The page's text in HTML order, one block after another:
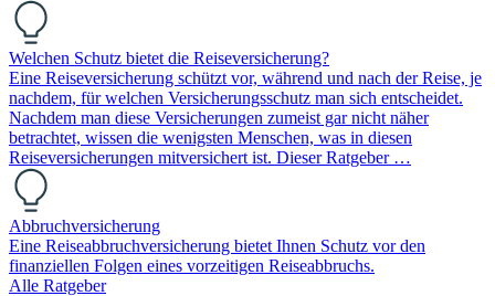
Welchen Schutz bietet die Reiseversicherung?
Eine Reiseversicherung schützt vor, während und nach der Reise, je
nachdem, für welchen Versicherungsschutz man sich entscheidet.
Nachdem man diese Versicherungen zumeist gar nicht näher
betrachtet, wissen die wenigsten Menschen, was in diesen
Reiseversicherungen mitversichert ist. Dieser Ratgeber …
Abbruchversicherung
Eine Reiseabbruchversicherung bietet Ihnen Schutz vor den
finanziellen Folgen eines vorzeitigen Reiseabbruchs.
Alle Ratgeber